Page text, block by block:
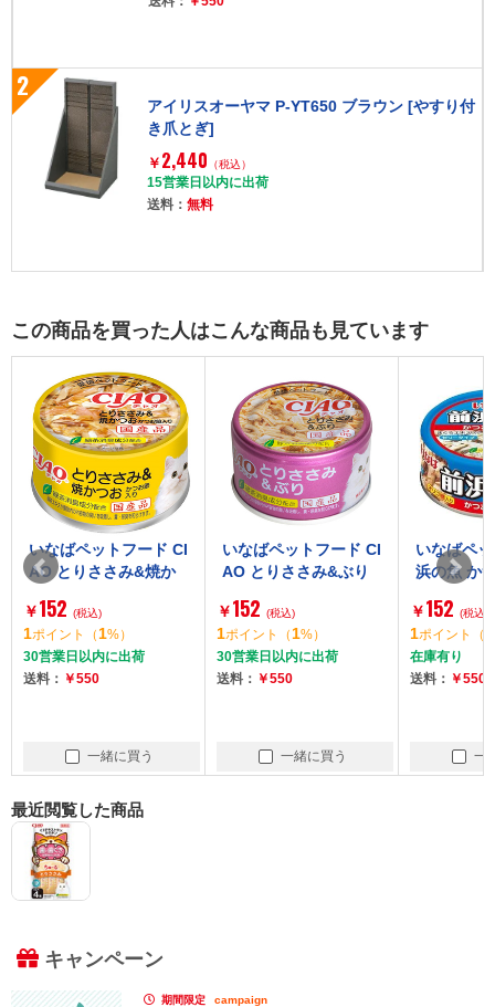
2
アイリスオーヤマ P-YT650 ブラウン [やすり付
き爪とぎ]
￥ 2,440 （税込）
15営業日以内に出荷
送料：無料
この商品を買った人はこんな商品も見ています
いなばペットフード CI
AO とりささみ&焼か
g
￥152 (税込)
1ポイント （ 1%）
30営業日以内に出荷
送料： ￥550
一緒に買う
いなばペットフード CI
AO とりささみ&ぶり
￥152 (税込)
1ポイント （ 1%）
30営業日以内に出荷
送料： ￥550
一緒に買う
いなばペ
浜の魚 か
￥152 (税込)
1ポイント （
在庫有り
送料： ￥550
一
最近閲覧した商品
キャンペーン
期間限定 campaign